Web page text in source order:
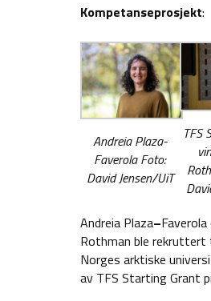
Kompetanseprosjekt:
Andreia Plaza-
Faverola Foto:
David Jensen/UiT
TFS
Andreia Plaza–
Rothman ble rekruttert
Norges arktiske
av TFS Starting Grant